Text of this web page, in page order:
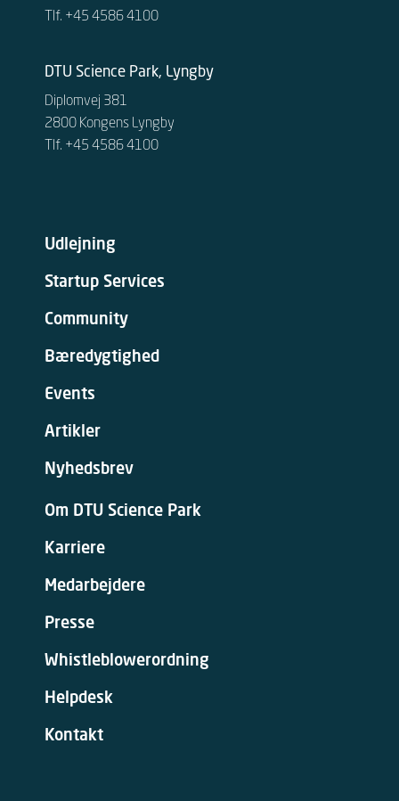
Tlf. +45 4586 4100
DTU Science Park, Lyngby
Diplomvej 381
2800 Kongens Lyngby
Tlf. +45 4586 4100
Udlejning
Startup Services
Community
Bæredygtighed
Events
Artikler
Nyhedsbrev
Om DTU Science Park
Karriere
Medarbejdere
Presse
Whistleblowerordning
Helpdesk
Kontakt